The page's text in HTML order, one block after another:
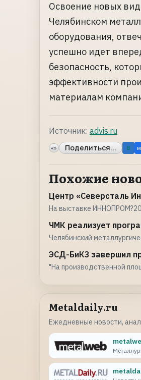
Освоение новых
Челябинском
оборудования,
успешно идет
безопасность,
эффективности
материалам
Источник: advis.ru
«» Поделиться... B
Похожие
Центр «Северсталь
На выставке
ЧМК реализует
Челябинский
ЭСД-БиКЗ завершил
"На производственной
Metaldaily.ru
Ежедневные новости,